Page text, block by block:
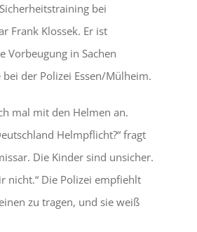
bei
Frank Klossek. Er ist
Vorbeugung in Sachen
der Polizei Essen/Mülheim.
mal mit den Helmen an.
Helmpflicht?“ fragt
Die Kinder sind unsicher.
nicht.“ Die Polizei empfiehlt
zu tragen, und sie weiß